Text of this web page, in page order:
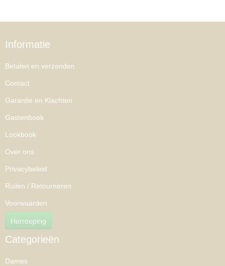
Informatie
Betalen en verzenden
Contact
Garantie en Klachten
Gastenboek
Lookbook
Over ons
Privacybeleid
Ruilen / Retourneren
Voorwaarden
Herroeping
Categorieën
Dames